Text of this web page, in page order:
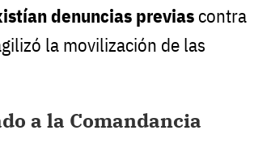
denuncias previas contra
la movilización de las
a la Comandancia